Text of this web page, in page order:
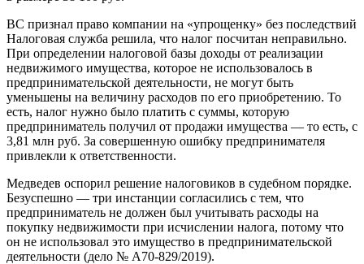
ВС признал право компании на «упрощенку» без последствий
Налоговая служба решила, что налог посчитан неправильно.
При определении налоговой базы доходы от реализации
недвижимого имущества, которое не использовалось в
предпринимательской деятельности, не могут быть
уменьшены на величину расходов по его приобретению. То
есть, налог нужно было платить с суммы, которую
предприниматель получил от продажи имущества — то есть, с
3,81 млн руб. За совершенную ошибку предпринимателя
привлекли к ответственности.
Медведев оспорил решение налоговиков в судебном порядке.
Безуспешно — три инстанции согласились с тем, что
предприниматель не должен был учитывать расходы на
покупку недвижимости при исчислении налога, потому что
он не использовал это имущество в предпринимательской
деятельности (дело № А70-829/2019).